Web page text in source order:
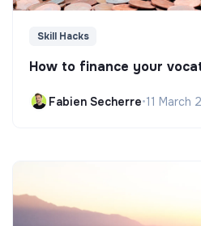
Skill Hacks
How to finance your
Fabien Secherre•11 March